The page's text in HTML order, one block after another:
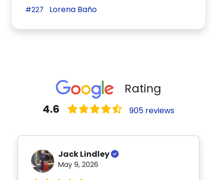
#227 Lorena Baño
Rating
4.6 905 reviews
Jack Lindley
May 9, 2026